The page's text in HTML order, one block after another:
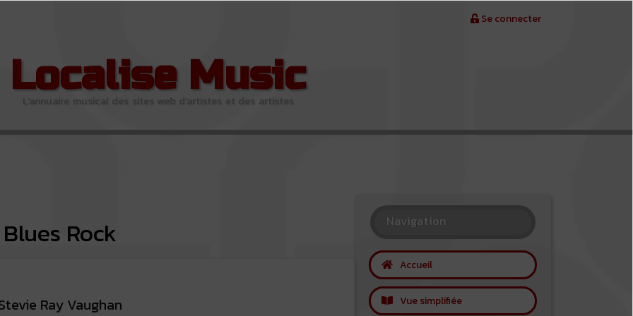
Se connecter
Localise Music
L'annuaire musical des sites web d'artistes et des artistes
Blues Rock
Ray Vaughan
Navigation
Accueil
Vue simplifiée